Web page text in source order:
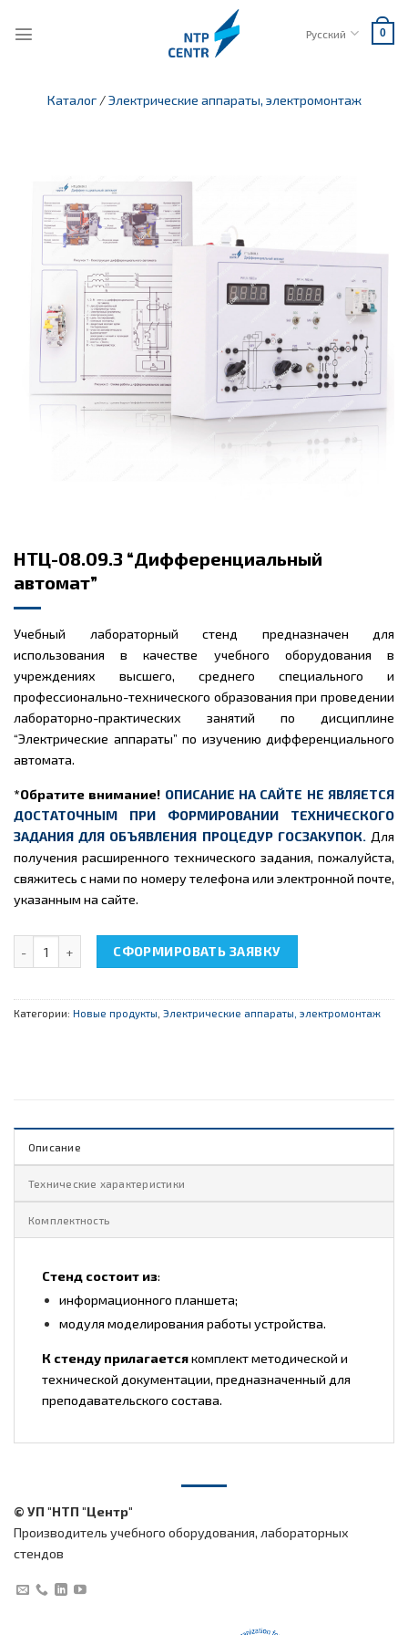
Русский 0
Каталог /Электрические аппараты, электромонтаж
НТЦ-08.09.3 “Дифференциальный
автомат”
Учебный лабораторный стенд предназначен для
использования в качестве учебного оборудования в
учреждениях высшего, среднего специального и
профессионально-технического образования при проведении
лабораторно-практических занятий по дисциплине
“Электрические аппараты” по изучению дифференциального
автомата.
*Обратите внимание! ОПИСАНИЕ НА САЙТЕ НЕ ЯВЛЯЕТСЯ
ДОСТАТОЧНЫМ ПРИ ФОРМИРОВАНИИ ТЕХНИЧЕСКОГО
ЗАДАНИЯ ДЛЯ ОБЪЯВЛЕНИЯ ПРОЦЕДУР ГОСЗАКУПОК. Для
получения расширенного технического задания, пожалуйста,
свяжитесь с нами по номеру телефона или электронной почте,
указанным на сайте.
Количество товара НТЦ-08.09.3 "Дифференциальный автомат"
СФОРМИРОВАТЬ ЗАЯВКУ
Категории: Новые продукты Электрические аппараты, электромонтаж
Описание
Технические характеристики
Комплектность
Стенд состоит из:
информационного планшета;
модуля моделирования работы устройства.
К стенду прилагаетсякомплект методической и
технической документации, предназначенный для
преподавательского состава.
© УП "НТП "Центр"
Производитель учебного оборудования, лабораторных
стендов